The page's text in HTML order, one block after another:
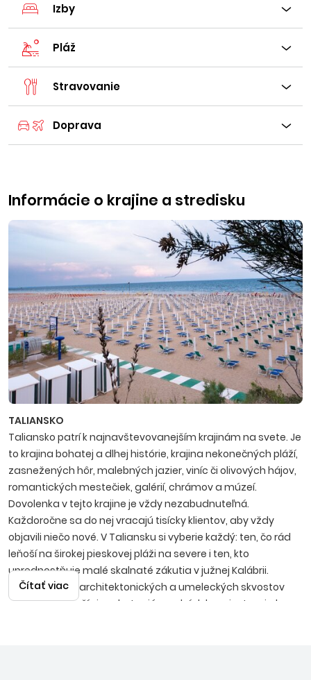
Izby
Pláž
Stravovanie
Doprava
Informácie o krajine a stredisku
TALIANSKO
Taliansko patrí k najnavštevovanejším krajinám na svete. Je
to krajina bohatej a dlhej histórie, krajina nekonečných pláží,
zasnežených hôr, malebných jazier, viníc či olivových hájov,
romantických mestečiek, galérií, chrámov a múzeí.
Dovolenka v tejto krajine je vždy nezabudnuteľná.
Každoročne sa do nej vracajú tisícky klientov, aby vždy
objavili niečo nové. V Taliansku si vyberie každý: ten, čo rád
leňoší na širokej pieskovej pláži na severe i ten, kto
uprednostňuje malé skalnaté zákutia v južnej Kalábrii.
Obdivovatelia architektonických a umeleckých skvostov
minulých storočí si vychutnajú prechádzku miestami ako
Čítať viac